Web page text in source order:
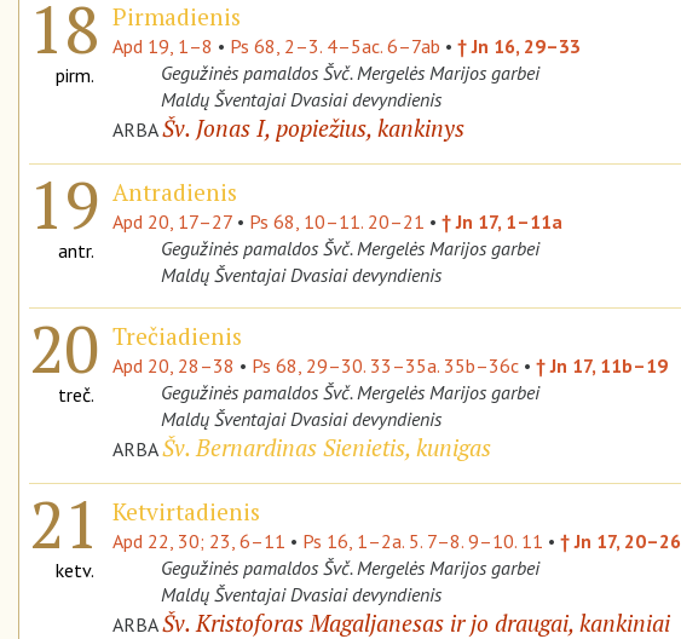
18
pirm.
Pirmadienis
Apd 19, 1–8 • Ps 68, 2–3. 4–5ac. 6–7ab • † Jn 16, 29–33
Gegužinės pamaldos Švč. Mergelės Marijos garbei
Maldų Šventajai Dvasiai devyndienis
ARBAŠv. Jonas I, popiežius, kankinys
19
antr.
Antradienis
Apd 20, 17–27 • Ps 68, 10–11. 20–21 • † Jn 17, 1–11a
Gegužinės pamaldos Švč. Mergelės Marijos garbei
Maldų Šventajai Dvasiai devyndienis
20
treč.
Trečiadienis
Apd 20, 28–38 • Ps 68, 29–30. 33–35a. 35b–36c • † Jn 17, 11b–19
Gegužinės pamaldos Švč. Mergelės Marijos garbei
Maldų Šventajai Dvasiai devyndienis
ARBAŠv. Bernardinas Sienietis, kunigas
21
ketv.
Ketvirtadienis
Apd 22, 30; 23, 6–11 • Ps 16, 1–2a. 5. 7–8. 9–10. 11 • † Jn 17, 20–26
Gegužinės pamaldos Švč. Mergelės Marijos garbei
Maldų Šventajai Dvasiai devyndienis
ARBAŠv. Kristoforas Magaljanesas ir jo draugai, kankiniai